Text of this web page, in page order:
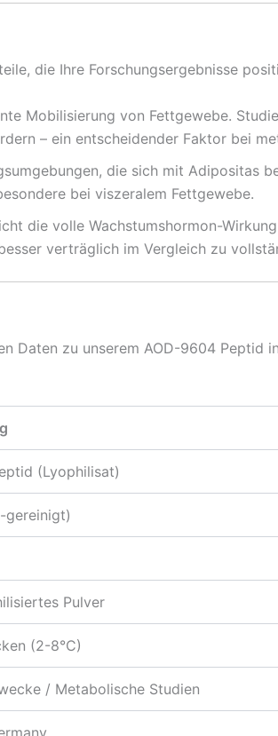
die Ihre Forschungsergebnisse
Mobilisierung von Fettgewebe.
– ein entscheidender Faktor bei
die sich mit Adipositas
bei viszeralem Fettgewebe.
die volle Wachstumshormon-
verträglich im Vergleich zu
Daten zu unserem AOD-9604 Peptid
(Lyophilisat)
gereinigt)
Pulver
(2-8°C)
/ Metabolische Studien